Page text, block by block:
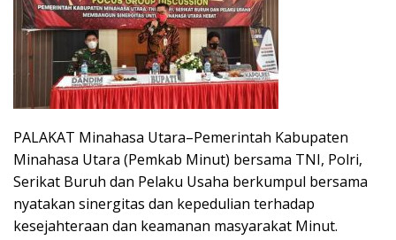
PALAKAT Minahasa Utara–Pemerintah Kabupaten
Minahasa Utara (Pemkab Minut) bersama TNI, Polri,
Serikat Buruh dan Pelaku Usaha berkumpul bersama
nyatakan sinergitas dan kepedulian terhadap
kesejahteraan dan keamanan masyarakat Minut.